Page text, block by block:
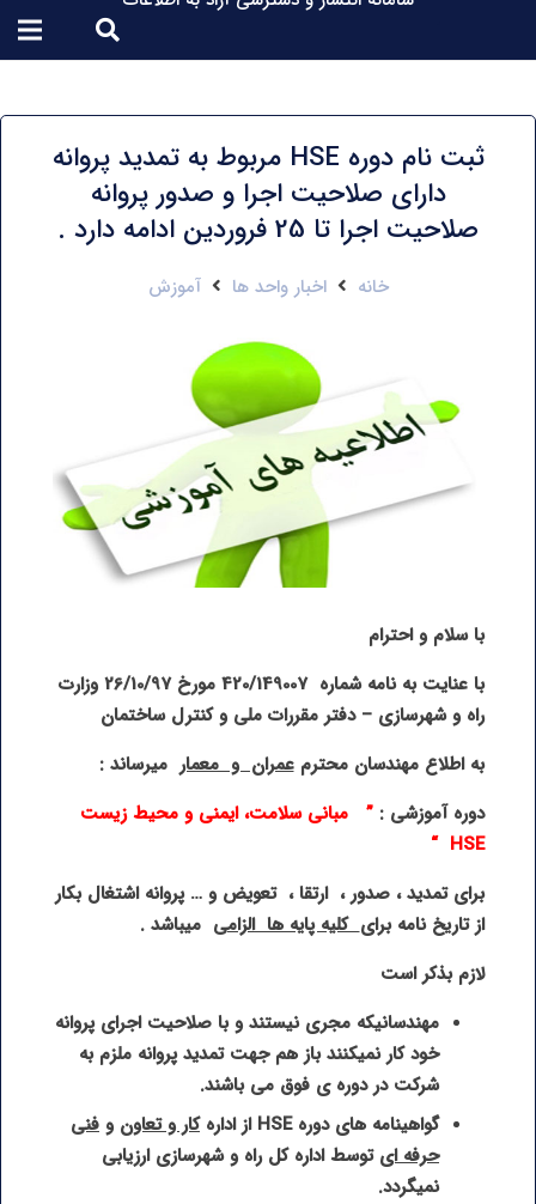
ثبت نام دوره HSE مربوط به تمدید پروانه
دارای صلاحیت اجرا و صدور پروانه
صلاحیت اجرا تا 25 فروردین ادامه دارد .
خانه اخبار واحد ها آموزش
با سلام و احترام
با عنایت به نامه شماره 420/149007 مورخ 26/10/97 وزارت
راه و شهرسازی– دفتر مقررات ملی و کنترل ساختمان
به اطلاع مهندسان محترمعمران و معمار میرساند :
دوره آموزشی :”
مبانی سلامت، ایمنی و محیط زیست
HSE
“
برای تمدید ، صدور ، ارتقا ، تعویض و … پروانه اشتغال بکار
از تاریخ نامه برایکلیه پایه ها الزامی میباشد .
لازم بذکر است
مهندسانیکه مجری نیستند و با صلاحیت اجرای پروانه
خود کار نمیکنند باز هم جهت تمدید پروانه ملزم به
شرکت در دوره ی فوق می باشند.
گواهینامه های دورهHSE از ادارهکار و تعاون و فنی
حرفه ای توسط اداره کل راه و شهرسازی ارزیابی
نمیگردد.